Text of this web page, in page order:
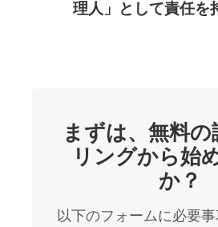
理人」として責任を
まずは、無料の
リングから始
か？
以下のフォームに必要事